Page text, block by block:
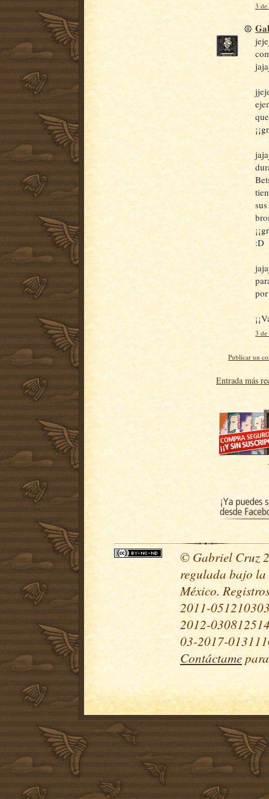
3 de
:D
3 de
Publicar un
Entrada más
© Gabriel Cruz
regulada bajo la
México.
2011-
2012-
03-2017-
Contáctame